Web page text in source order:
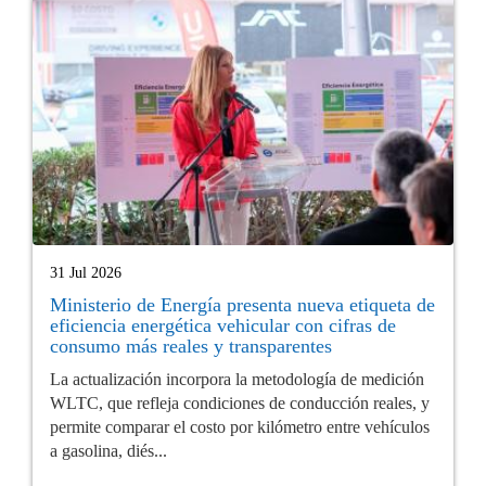
31 Jul 2026
Ministerio de Energía presenta nueva etiqueta de
eficiencia energética vehicular con cifras de
consumo más reales y transparentes
La actualización incorpora la metodología de medición
WLTC, que refleja condiciones de conducción reales, y
permite comparar el costo por kilómetro entre vehículos
a gasolina, diés...